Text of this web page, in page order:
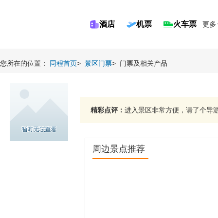
酒店 机票 火车票 更多
您所在的位置： 同程首页> 景区门票> 门票及相关产品
精彩点评： 进入景区非常方便，请了个导
周边景点推荐